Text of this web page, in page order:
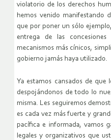
violatorio de los derechos
hemos venido manifestando
que por poner un sólo
entrega de las
mecanismos más cínicos,
gobierno jamás haya utilizado.
Ya estamos cansados de que
despojándonos de todo lo
misma. Les seguiremos
es cada vez más fuerte y
pacífica e informada, vamos
legales y organizativos que